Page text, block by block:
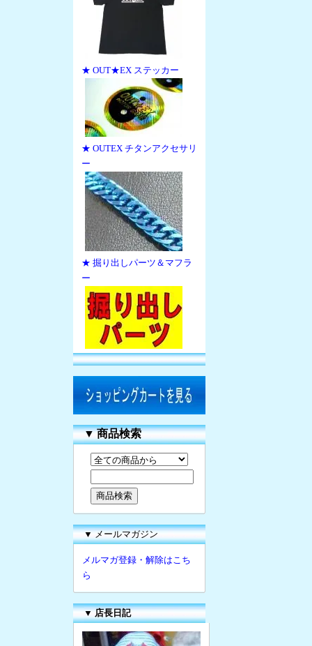
★ OUT★EX ステッカー
★ OUTEX チタンアクセサリ
ー
★ 掘り出しパーツ＆マフラ
ー
▼商品検索
▼ メールマガジン
メルマガ登録・解除はこち
ら
▼ 店長日記